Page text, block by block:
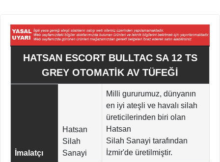
HATSAN ESCORT BULLTAC SA 12 TS
GREY OTOMATİK AV TÜFEĞİ
İmalatçı
Hatsan
Silah
Sanayi
Milli gururumuz, dünyanın
en iyi ateşli ve havalı silah
üreticilerinden biri olan
Hatsan
Silah Sanayi tarafından
İzmir'de üretilmiştir.